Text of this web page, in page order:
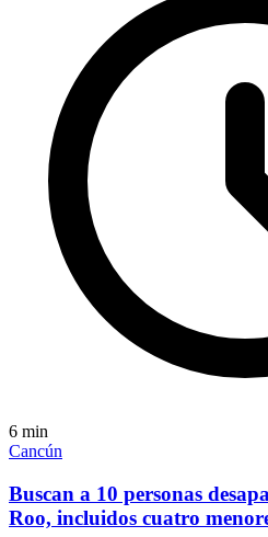
6 min
Cancún
Buscan a 10 personas
Roo, incluidos cuatro